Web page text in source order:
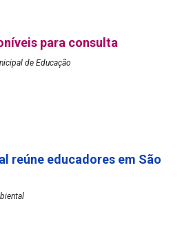
para consulta
de Educação
reúne educadores em São